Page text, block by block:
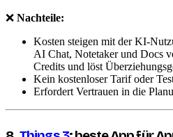
❌ Nachteile:
Kosten steigen mit der KI-
AI Chat, Notetaker und Docs
Credits und löst
Kein kostenloser Tarif oder
Erfordert Vertrauen in die